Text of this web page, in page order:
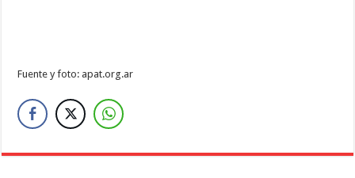
Fuente y foto: apat.org.ar